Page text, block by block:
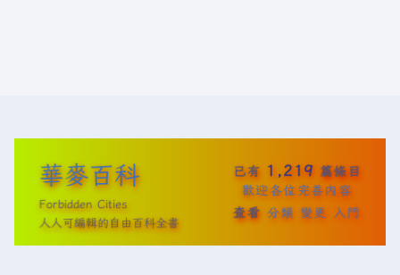
華麥百科
Forbidden Cities
人人可編輯的自由百科全書
已有 1,219 篇條目
歡迎各位完善內容
查看 分類 變更 入門